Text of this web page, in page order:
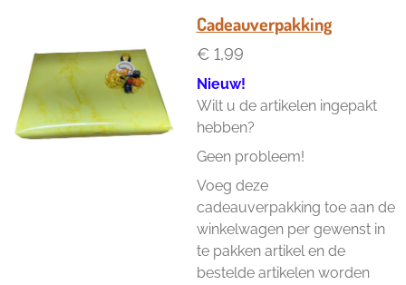
e
Cadeauverpakking
€ 1,99
Nieuw!
Wilt u de artikelen ingepakt
hebben?
Geen probleem!
Voeg deze
cadeauverpakking toe aan de
winkelwagen per gewenst in
te pakken artikel en de
bestelde artikelen worden